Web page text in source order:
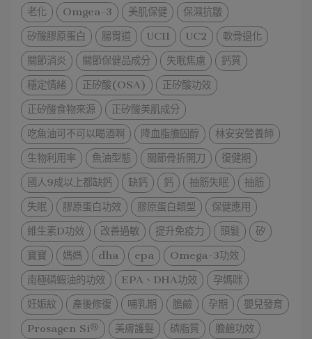
老化
Omgea-3 美肌保健
保濕抗皺
矽酸膠原蛋白
腸胃道 UCII UC2
軟骨退化
關節消炎
關節保健品成分 失眠焦慮
鈣質
穩定情緒
正矽酸(OSA)
正矽酸功效
正矽酸食物來源
正矽酸美肌成分
吃魚油可不可以喝酒啊
降血脂膽固醇
林安安營養師
生物利用率
魚油型態 關節骨折開刀
復健期
國人9成以上都缺鈣
缺鈣 鈣 抽筋失眠
抽筋
失眠
膠原蛋白功效 膠原蛋白類型
保健應用
維生素D功效
改善過敏 提升免疫力 頭髮
矽
寶寶
媽媽 dha epa
Omega-3功效
南極磷蝦油的功效
EPA、DHA功效
孕媽咪
妊娠紋
產後修復 哺乳期 膽鹼 孕期
嬰兒發育
Prosagen Si®
美膚護髮 磷脂質
膽鹼功效